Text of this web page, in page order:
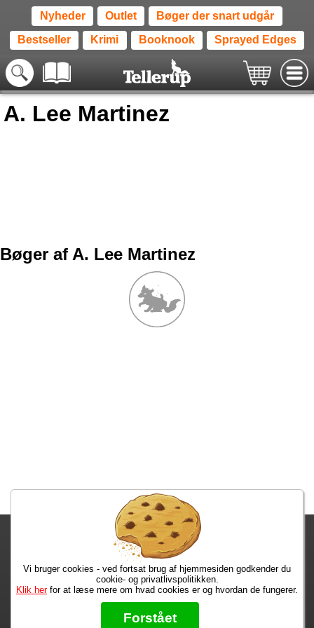
Nyheder Outlet Bøger der snart udgår
Bestseller Krimi Booknook Sprayed Edges
A. Lee Martinez
Bøger af A. Lee Martinez
Fragtgebyret er DKK 59,95 • Fragtgebyret bortfalder ved køb over
DKK 299,00
Bestiller du i dag, har du dine varer på tirsdag!
Max 50 kr. Bøger til en 🐕
★★★★★
Læs hvad vores kunder siger om os på Trustpilot
Vi bruger cookies - ved fortsat brug af hjemmesiden godkender du
cookie- og privatlivspolitikken.
Klik herfor at læse mere om hvad cookies er og hvordan de fungerer.
Forstået